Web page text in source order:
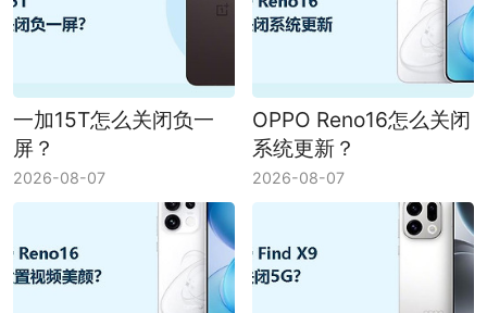
一加15T怎么关闭负一
屏？
2026-08-07
OPPO Reno16怎么关闭
系统更新？
2026-08-07